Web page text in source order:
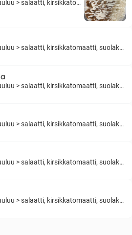
kaikkiin kebab-annoksiin kuuluu > salaatti, kirsikkatomaatti, suolakurkku, kastike, jogurttikastike
kaikkiin kebab-annoksiin kuuluu > salaatti, kirsikkatomaatti, suolakurkku, kastike, jogurttikastike
kaikkiin kebab-annoksiin kuuluu > salaatti, kirsikkatomaatti, suolakurkku, kastike, jogurttikastike
kaikkiin kebab-annoksiin kuuluu > salaatti, kirsikkatomaatti, suolakurkku, kastike, jogurttikastike
kaikkiin kebab-annoksiin kuuluu > salaatti, kirsikkatomaatti, suolakurkku, kastike, jogurttikastike
kaikkiin kebab-annoksiin kuuluu > salaatti, kirsikkatomaatti, suolakurkku, kastike, jogurttikastike